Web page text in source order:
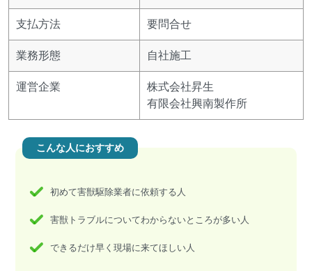
支払方法 要問合せ
業務形態 自社施工
運営企業
株式会社昇生
有限会社興南製作所
こんな人におすすめ
初めて害獣駆除業者に依頼する人
害獣トラブルについてわからないところが多い人
できるだけ早く現場に来てほしい人